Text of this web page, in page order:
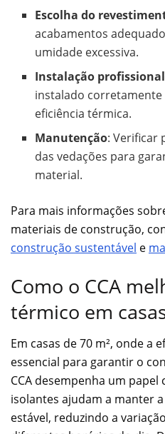
Escolha do
acabamentos
umidade excessiva.
Instalação profissional
instalado corretamente
eficiência térmica.
Manutenção: Verificar
das vedações para
material.
Para mais informações
materiais de construção,
construção sustentável e
Como o CCA
térmico em
Em casas de 70 m², onde a
essencial para garantir o
CCA desempenha um
isolantes ajudam a manter
estável, reduzindo a